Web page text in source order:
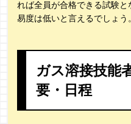
れば全員が合格できる試験
易度は低いと言えるでしょう
ガス溶接技能
要・日程